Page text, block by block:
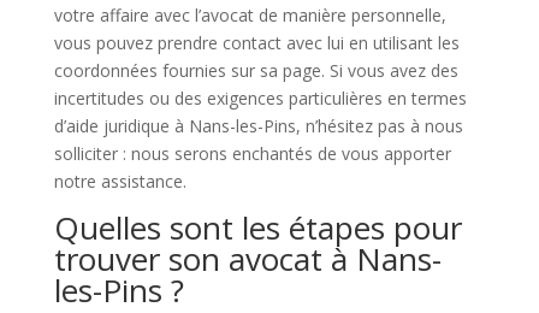
votre affaire avec l’avocat de manière personnelle,
vous pouvez prendre contact avec lui en utilisant les
coordonnées fournies sur sa page. Si vous avez des
incertitudes ou des exigences particulières en termes
d’aide juridique à Nans-les-Pins, n’hésitez pas à nous
solliciter : nous serons enchantés de vous apporter
notre assistance.
Quelles sont les étapes pour
trouver son avocat à Nans-
les-Pins ?